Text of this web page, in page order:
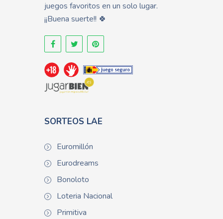
juegos favoritos en un solo lugar.
¡¡Buena suerte!! 🍀
SORTEOS LAE
Euromillón
Eurodreams
Bonoloto
Loteria Nacional
Primitiva